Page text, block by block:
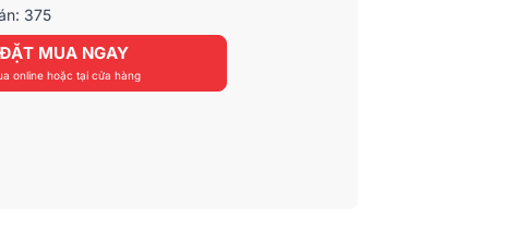
375
ĐẶT MUA NGAY
online hoặc tại cửa hàng